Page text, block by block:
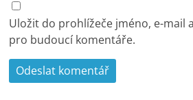
Uložit do prohlížeče jméno, e-mail
pro budoucí komentáře.